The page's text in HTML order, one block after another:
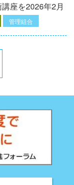
座を2026年2月
管理組合